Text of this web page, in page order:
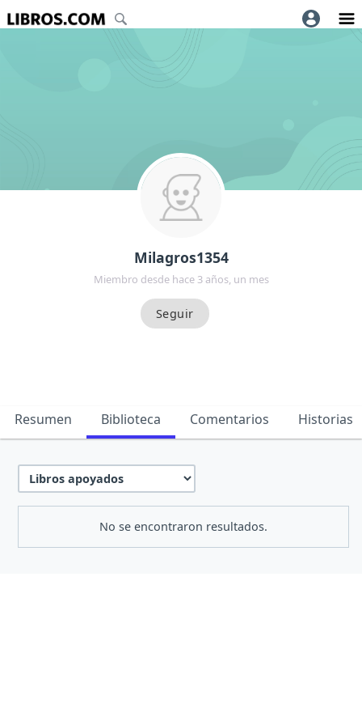
Milagros1354
Miembro desde hace 3 años, un mes
Resumen Biblioteca Comentarios Historias
No se encontraron resultados.